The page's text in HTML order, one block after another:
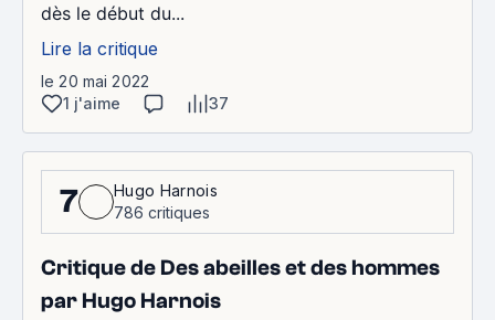
dès le début du...
Lire la critique
le 20 mai 2022
1 j'aime
37
7
Hugo Harnois
786 critiques
Critique de Des abeilles et des hommes
par Hugo Harnois